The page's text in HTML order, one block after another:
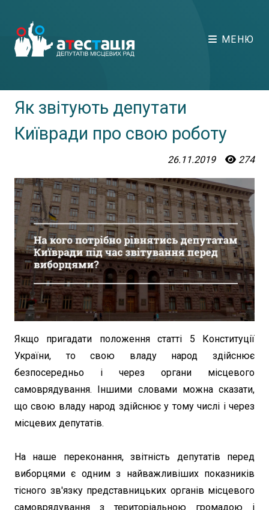
МЕНЮ
Як звітують депутати
Київради про свою роботу
26.11.2019 274
Якщо пригадати положення статті 5 Конституції
України, то свою владу народ здійснює
безпосередньо і через органи місцевого
самоврядування. Іншими словами можна сказати,
що свою владу народ здійснює у тому числі і через
місцевих депутатів.
На наше переконання, звітність депутатів перед
виборцями є одним з найважливіших показників
тісного зв'язку представницьких органів місцевого
самоврядування з територіальною громадою і